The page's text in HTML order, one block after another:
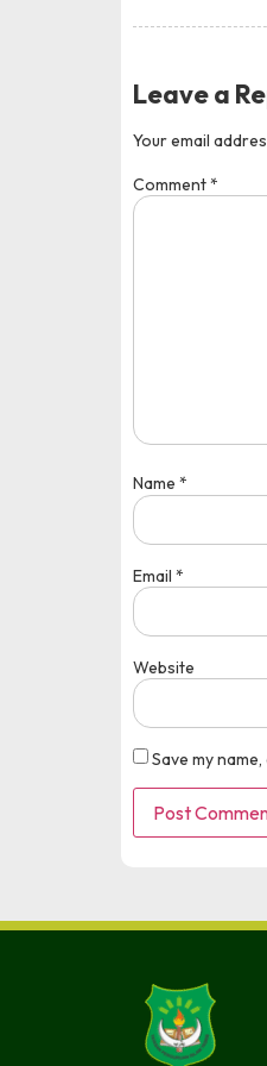
Leave a
Your email
Comment*
Name *
Email *
Website
Save my